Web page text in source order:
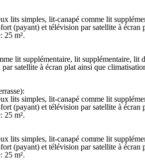
lits simples, lit-canapé comme lit
(payant) et télévision par satellite à
25 m².
lit supplémentaire, lit supplémentaire,
satellite à écran plat ainsi que
lits simples, lit-canapé comme lit
(payant) et télévision par satellite à
25 m².
lits simples, lit-canapé comme lit
(payant) et télévision par satellite à
25 m².